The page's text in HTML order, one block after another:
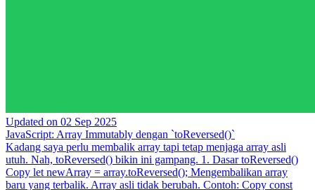
Updated on 02 Sep 2025
JavaScript: Array Immutably dengan `toReversed()`
Kadang saya perlu membalik array tapi tetap menjaga array asli
utuh. Nah, toReversed() bikin ini gampang. 1. Dasar toReversed()
Copy let newArray = array.toReversed(); Mengembalikan array
baru yang terbalik. Array asli tidak berubah. Contoh: Copy const